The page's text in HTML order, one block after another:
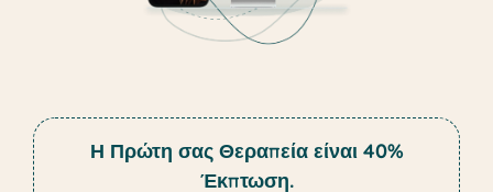
Η Πρώτη σας Θεραπεία είναι 40%
Έκπτωση.